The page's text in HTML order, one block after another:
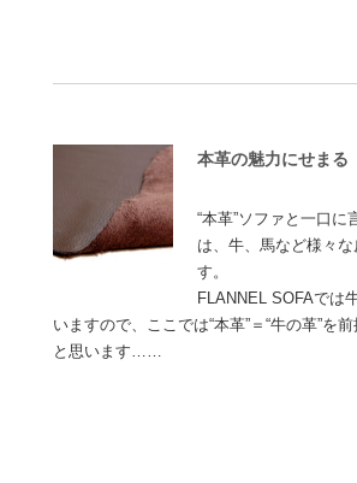
本革の魅力にせまる
“本革”ソファと一口に
は、牛、馬など様々な
す。
FLANNEL SOFAでは
いますので、ここでは“本革”＝“牛の革”を
と思います……